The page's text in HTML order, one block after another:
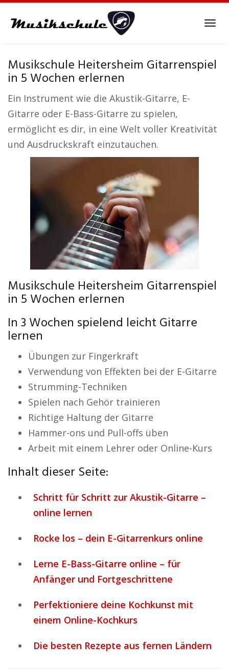
Musikschule Heitersheim Gitarrenspiel
in 5 Wochen erlernen
Ein Instrument wie die Akustik-Gitarre, E-
Gitarre oder E-Bass-Gitarre zu spielen,
ermöglicht es dir, in eine Welt voller Kreativität
und Ausdruckskraft einzutauchen.
Musikschule Heitersheim Gitarrenspiel
in 5 Wochen erlernen
In 3 Wochen spielend leicht Gitarre
lernen
Übungen zur Fingerkraft
Verwendung von Effekten bei der E-Gitarre
Strumming-Techniken
Spielen nach Gehör trainieren
Richtige Haltung der Gitarre
Hammer-ons und Pull-offs üben
Arbeit mit einem Lehrer oder Online-Kurs
Inhalt dieser Seite:
Schritt für Schritt zur Akustik-Gitarre –
online lernen
Rocke los – dein E-Gitarrenkurs online
Lerne E-Bass-Gitarre online – für
Anfänger und Fortgeschrittene
Perfektioniere deine Kochkunst mit
einem Online-Kochkurs
Die besten Rezepte aus fernen Ländern